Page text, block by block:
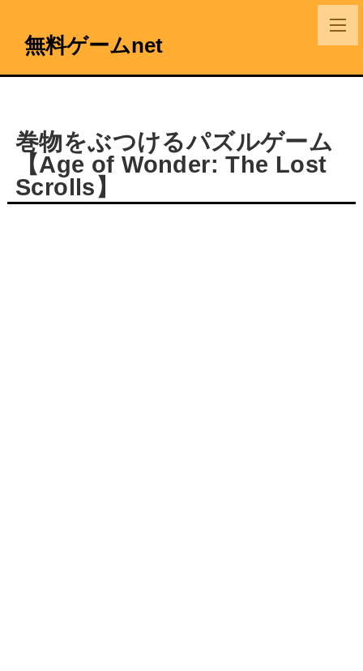
無料ゲームnet
巻物をぶつけるパズルゲーム
【Age of Wonder: The Lost
Scrolls】